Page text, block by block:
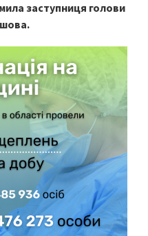
заступниця голови